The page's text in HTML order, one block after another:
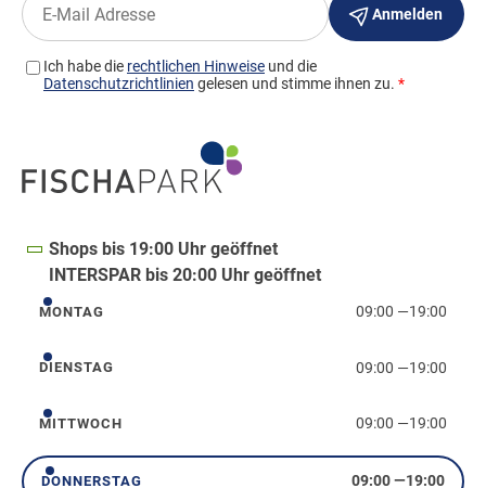
Shops bis 19:00 Uhr geöffnet
INTERSPAR bis 20:00 Uhr geöffnet
Montag
MONTAG 09:00 —19:00
Dienstag
DIENSTAG 09:00 —19:00
Mittwoch
MITTWOCH 09:00 —19:00
DONNERSTAG 09:00—19:00